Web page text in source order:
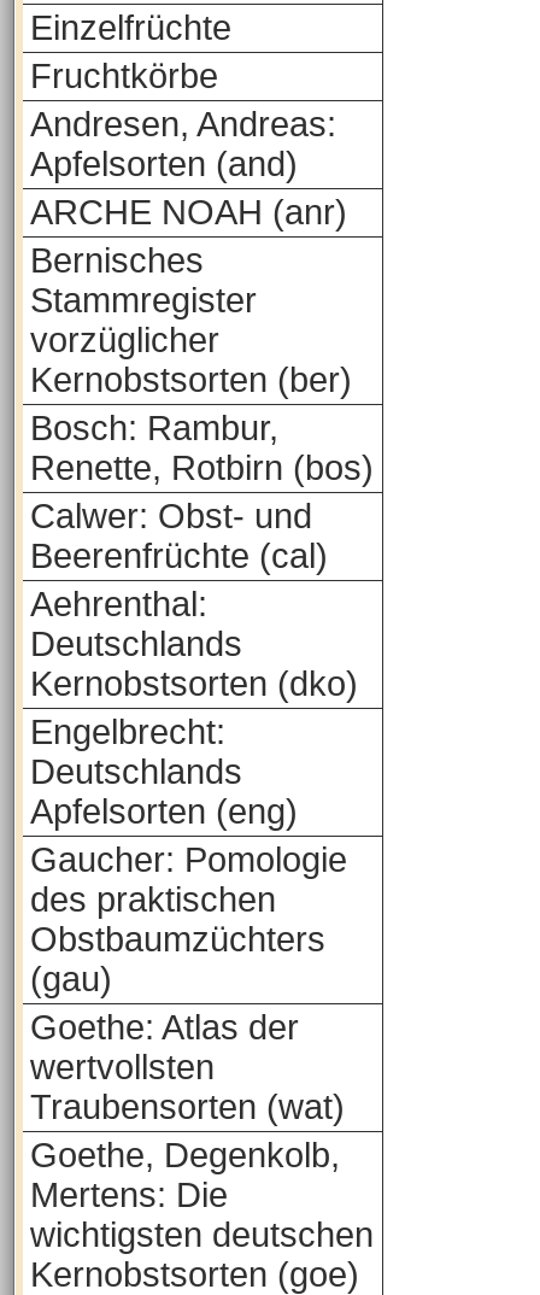
Einzelfrüchte
Fruchtkörbe
Andresen, Andreas:
Apfelsorten (and)
ARCHE NOAH (anr)
Bernisches
Stammregister
vorzüglicher
Kernobstsorten (ber)
Bosch: Rambur,
Renette, Rotbirn (bos)
Calwer: Obst- und
Beerenfrüchte (cal)
Aehrenthal:
Deutschlands
Kernobstsorten (dko)
Engelbrecht:
Deutschlands
Apfelsorten (eng)
Gaucher: Pomologie
des praktischen
Obstbaumzüchters
(gau)
Goethe: Atlas der
wertvollsten
Traubensorten (wat)
Goethe, Degenkolb,
Mertens: Die
wichtigsten deutschen
Kernobstsorten (goe)